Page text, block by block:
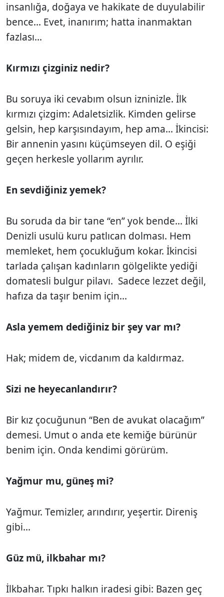
insanlığa, doğaya ve hakikate de duyulabilir
bence... Evet, inanırım; hatta inanmaktan
fazlası...
Kırmızı çizginiz nedir?
Bu soruya iki cevabım olsun izninizle. İlk
kırmızı çizgim: Adaletsizlik. Kimden gelirse
gelsin, hep karşısındayım, hep ama... İkincisi:
Bir annenin yasını küçümseyen dil. O eşiği
geçen herkesle yollarım ayrılır.
En sevdiğiniz yemek?
Bu soruda da bir tane “en” yok bende... İlki
Denizli usulü kuru patlıcan dolması. Hem
memleket, hem çocukluğum kokar. İkincisi
tarlada çalışan kadınların gölgelikte yediği
domatesli bulgur pilavı. Sadece lezzet değil,
hafıza da taşır benim için...
Asla yemem dediğiniz bir şey var mı?
Hak; midem de, vicdanım da kaldırmaz.
Sizi ne heyecanlandırır?
Bir kız çocuğunun “Ben de avukat olacağım”
demesi. Umut o anda ete kemiğe bürünür
benim için. Onda kendimi görürüm.
Yağmur mu, güneş mi?
Yağmur. Temizler, arındırır, yeşertir. Direniş
gibi...
Güz mü, ilkbahar mı?
İlkbahar. Tıpkı halkın iradesi gibi: Bazen geç